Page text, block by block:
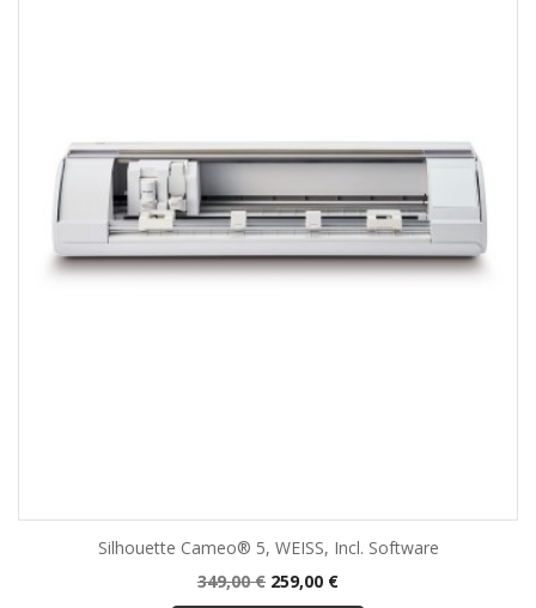
Silhouette Cameo® 5, WEISS, Incl. Software
Normalpreis
349,00 € Preis
259,00 €